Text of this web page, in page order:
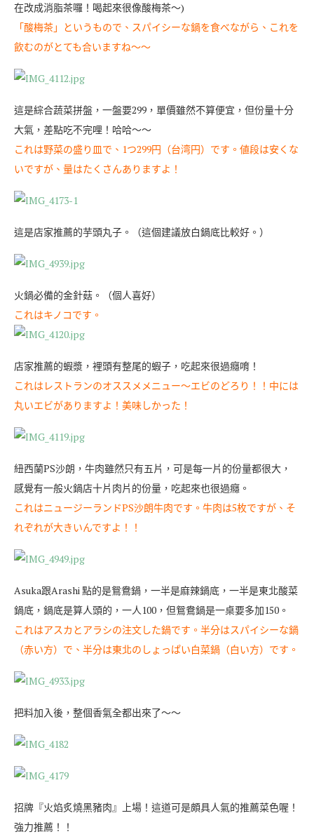
在改成消脂茶囉！喝起來很像酸梅茶～)
「酸梅茶」というもので、スパイシーな鍋を食べながら、これを
飲むのがとても合いますね〜〜
這是綜合蔬菜拼盤，一盤要299，單價雖然不算便宜，但份量十分
大氣，差點吃不完哩！哈哈～～
これは野菜の盛り皿で、1つ299円（台湾円）です。値段は安くな
いですが、量はたくさんありますよ！
這是店家推薦的芋頭丸子。（這個建議放白鍋底比較好。）
火鍋必備的金針菇。（個人喜好）
これはキノコです。
店家推薦的蝦漿，裡頭有整尾的蝦子，吃起來很過癮唷！
これはレストランのオススメメニュー〜エビのどろり！！中には
丸いエビがありますよ！美味しかった！
紐西蘭PS沙朗，牛肉雖然只有五片，可是每一片的份量都很大，
感覺有一般火鍋店十片肉片的份量，吃起來也很過癮。
これはニュージーランドPS沙朗牛肉です。牛肉は5枚ですが、そ
れぞれが大きいんですよ！！
Asuka跟Arashi 點的是鴛鴦鍋，一半是麻辣鍋底，一半是東北酸菜
鍋底，鍋底是算人頭的，一人100，但鴛鴦鍋是一桌要多加150。
これはアスカとアラシの注文した鍋です。半分はスパイシーな鍋
（赤い方）で、半分は東北のしょっぱい白菜鍋（白い方）です。
把料加入後，整個香氣全都出來了～～
招牌『火焰炙燒黑豬肉』上場！這道可是頗具人氣的推薦菜色喔！
強力推薦！！